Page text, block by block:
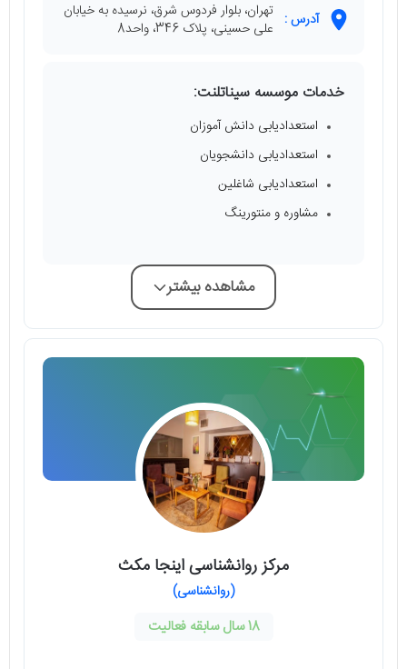
آدرس : تهران، بلوار فردوس شرق، نرسیده به خیابان
علی حسینی، پلاک 346، واحد8
خدمات موسسه سیناتلنت:
استعدادیابی دانش آموزان
استعدادیابی دانشجویان
استعدادیابی شاغلین
مشاوره و منتورینگ
مشاهده بیشتر
مرکز روانشناسی اینجا مکث
(روانشناسی)
18 سال سابقه فعالیت